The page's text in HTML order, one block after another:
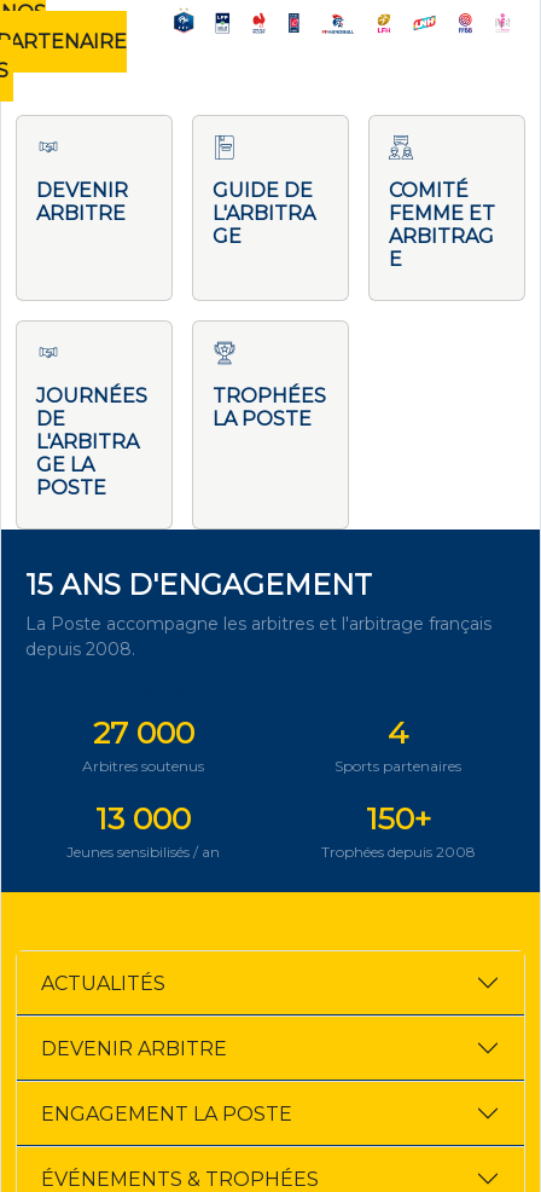
NOS
DEVENIR
ARBITRE
GUIDE DE
L'ARBITRA
GE
COMITÉ
FEMME ET
ARBITRAG
E
JOURNÉES
DE
L'ARBITRA
GE LA
POSTE
TROPHÉES
LA POSTE
15 ANS D'ENGAGEMENT
La Poste accompagne les arbitres et l'arbitrage français
depuis 2008.
27 000
Arbitres soutenus
4
Sports partenaires
13 000
Jeunes sensibilisés / an
150+
Trophées depuis 2008
ACTUALITÉS
DEVENIR ARBITRE
ENGAGEMENT LA POSTE
ÉVÉNEMENTS & TROPHÉES